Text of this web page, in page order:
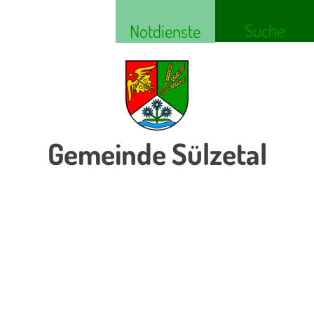
Notdienste Suche
Gemeinde Sülzetal